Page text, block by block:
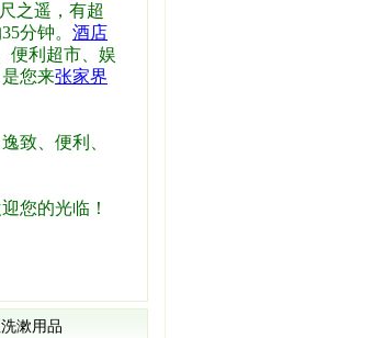
之遥，有超
分钟。 酒店
、便利超市、娱
您来张家界
致、便利、
您的光临！
漱用品